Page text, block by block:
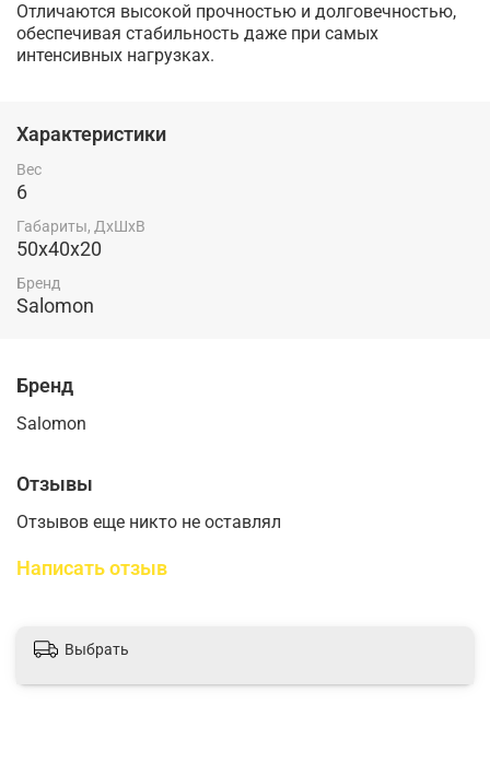
Отличаются высокой прочностью и долговечностью,
обеспечивая стабильность даже при самых
интенсивных нагрузках.
Характеристики
Вес
6
Габариты, ДхШхВ
50x40x20
Бренд
Salomon
Бренд
Salomon
Отзывы
Отзывов еще никто не оставлял
Написать отзыв
Выбрать